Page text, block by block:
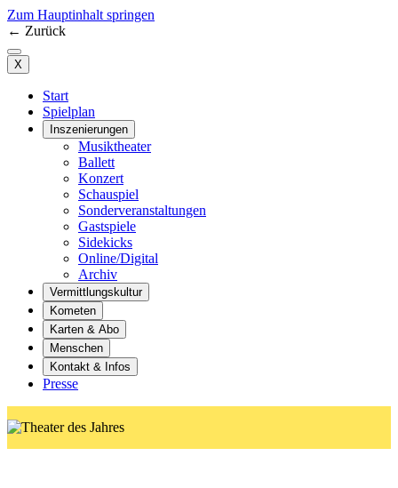
Zum Hauptinhalt springen
← Zurück
X
Start
Spielplan
Inszenierungen
Musiktheater
Ballett
Konzert
Schauspiel
Sonderveranstaltungen
Gastspiele
Sidekicks
Online/Digital
Archiv
Vermittlungskultur
Kometen
Karten & Abo
Menschen
Kontakt & Infos
Presse